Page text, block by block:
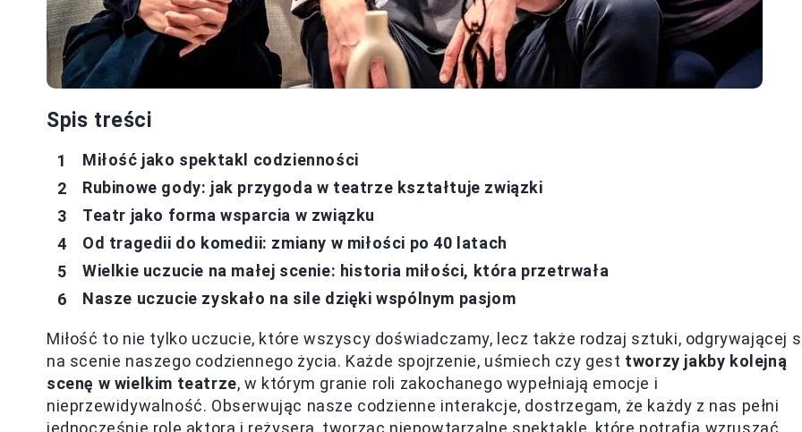
Spis treści
Miłość jako spektakl codzienności
Rubinowe gody: jak przygoda w teatrze kształtuje związki
Teatr jako forma wsparcia w związku
Od tragedii do komedii: zmiany w miłości po 40 latach
Wielkie uczucie na małej scenie: historia miłości, która przetrwała
Nasze uczucie zyskało na sile dzięki wspólnym pasjom
Miłość to nie tylko uczucie, które wszyscy doświadczamy, lecz także rodzaj sztuki, odgrywającej
na scenie naszego codziennego życia. Każde spojrzenie, uśmiech czy gest tworzy jakby kolejną
scenę w wielkim teatrze, w którym granie roli zakochanego wypełniają emocje i
nieprzewidywalność. Obserwując nasze codzienne interakcje, dostrzegam, że każdy z nas pełni
jednocześnie rolę aktora i reżysera, tworząc niepowtarzalne spektakle, które potrafią wzruszać,